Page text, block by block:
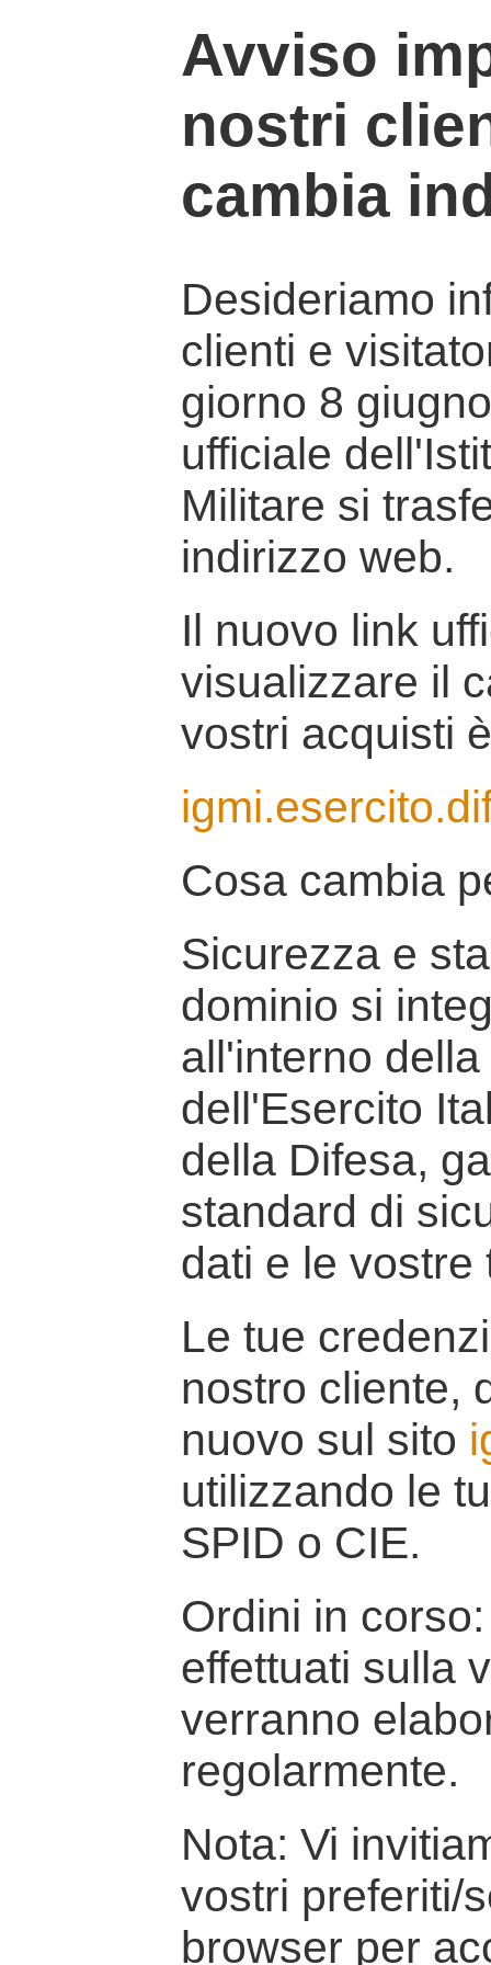
Avviso
nostri
cambia
Desideriamo
clienti e
giorno 8
ufficiale
Militare si
indirizzo web.
Il nuovo link
visualizzare il
vostri acquisti
Cosa cambia
Sicurezza e
dominio si
all'interno
dell'Esercito
della Difesa,
standard di
dati e le vostre
Le tue
nostro cliente,
nuovo sul sito
utilizzando le
SPID o CIE.
Ordini in
effettuati sulla
verranno
regolarmente.
Nota: Vi
vostri preferiti/
browser per